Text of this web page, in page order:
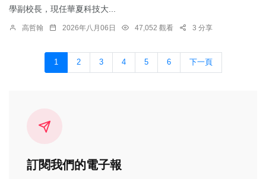
學副校長，現任華夏科技大...
高哲翰 2026年八月06日 47,052 觀看 3 分享
1 2 3 4 5 6 下一頁
訂閱我們的電子報